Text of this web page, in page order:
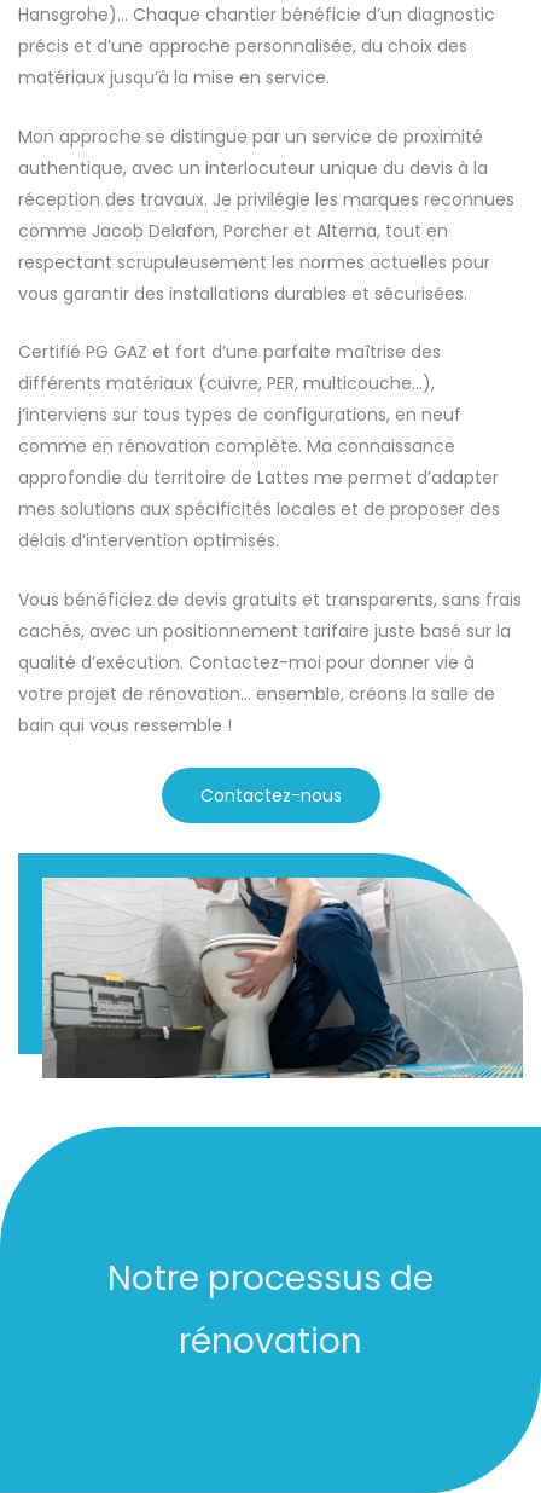
Hansgrohe)… Chaque chantier bénéficie d’un diagnostic
précis et d’une approche personnalisée, du choix des
matériaux jusqu’à la mise en service.
Mon approche se distingue par un service de proximité
authentique, avec un interlocuteur unique du devis à la
réception des travaux. Je privilégie les marques reconnues
comme Jacob Delafon, Porcher et Alterna, tout en
respectant scrupuleusement les normes actuelles pour
vous garantir des installations durables et sécurisées.
Certifié PG GAZ et fort d’une parfaite maîtrise des
différents matériaux (cuivre, PER, multicouche…),
j’interviens sur tous types de configurations, en neuf
comme en rénovation complète. Ma connaissance
approfondie du territoire de Lattes me permet d’adapter
mes solutions aux spécificités locales et de proposer des
délais d’intervention optimisés.
Vous bénéficiez de devis gratuits et transparents, sans frais
cachés, avec un positionnement tarifaire juste basé sur la
qualité d’exécution. Contactez-moi pour donner vie à
votre projet de rénovation… ensemble, créons la salle de
bain qui vous ressemble !
Contactez-nous
Notre processus de
rénovation